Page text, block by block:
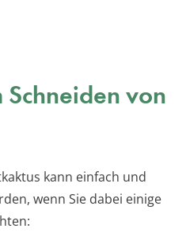
von
kann einfach und
wenn Sie dabei einige